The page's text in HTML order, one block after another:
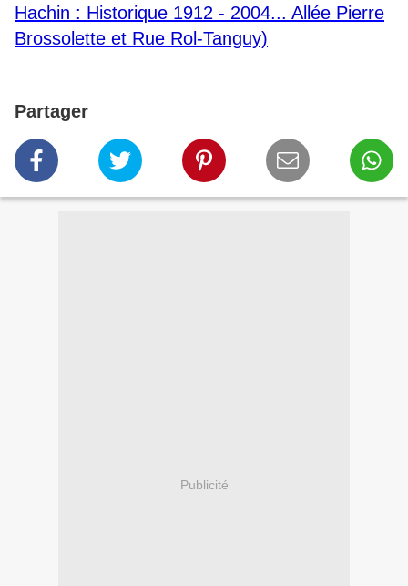
Hachin : Historique 1912 - 2004... Allée Pierre
Brossolette et Rue Rol-Tanguy)
Partager
Publicité